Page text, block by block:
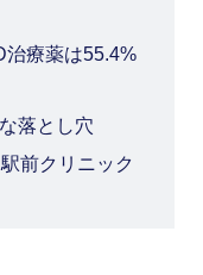
治療薬は55.4%
落とし穴
前クリニック